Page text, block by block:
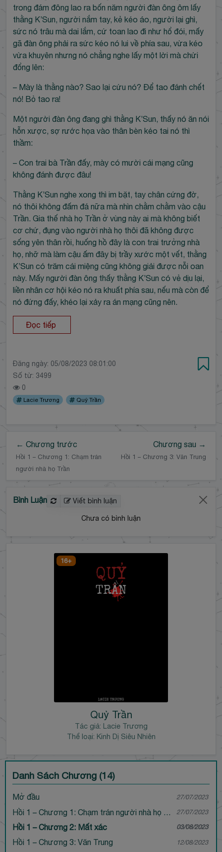
trong đám đông lao ra bốn năm người đàn ông ôm lấy
thằng K’Sun, người nắm tay, kẻ kéo áo, người lại ghì,
sức nó trâu mà dai lắm, cứ toan lao đi như hổ đói, mấy
gã đàn ông phải ra sức kéo nó lui về phía sau, vừa kéo
vừa khuyên nhưng nó chẳng nghe lấy một lời mà chửi
đổng lên:
– Mày là thằng nào? Sao lại cứu nó? Để tao đánh chết
nó! Bỏ tao ra!
Một người đàn ông đang ghì thằng K’Sun, thấy nó ăn nói
hỗn xược, sợ rước họa vào thân bèn kéo tai nó thì
thầm:
– Con trai bà Trần đấy, mày có mười cái mạng cũng
không đánh được đâu!
Thằng K’Sun nghe xong thì im bặt, tay chân cứng đờ,
nó thôi không đấm đá nữa mà nhìn chằm chằm vào cậu
Trần. Gia thế nhà họ Trần ở vùng này ai mà không biết
cơ chứ, đụng vào người nhà họ thôi đã không được
sống yên thân rồi, huống hồ đây là con trai trưởng nhà
họ, nhỡ mà làm cậu ấm đây bị trầy xước một vết, thằng
K’Sun có trăm cái miệng cũng không giải được nỗi oan
này. Mấy người đàn ông thấy thằng K’Sun có vẻ dịu lại,
liền nhân cơ hội kéo nó ra khuất phía sau, nếu mà còn để
nó đứng đấy, khéo lại xảy ra án mạng cũng nên.
Đọc tiếp
Đăng ngày: 05/08/2023 08:01:00
Số từ: 3499
0
Lacie Trương Quỷ Trần
← Chương trước
Hồi 1 – Chương 1: Chạm trán
người nhà họ Trần
Chương sau →
Hồi 1 – Chương 3: Văn Trung
Bình Luận Viết bình luận
Chưa có bình luận
16+
Quỷ Trần
Tác giả: Lacie Trương
Thể loại: Kinh Dị Siêu Nhiên
Danh Sách Chương (14)
Mở đầu 27/07/2023
27/07/2023
Hồi 1 – Chương 2: Mất xác 03/08/2023
Hồi 1 – Chương 3: Văn Trung 12/08/2023